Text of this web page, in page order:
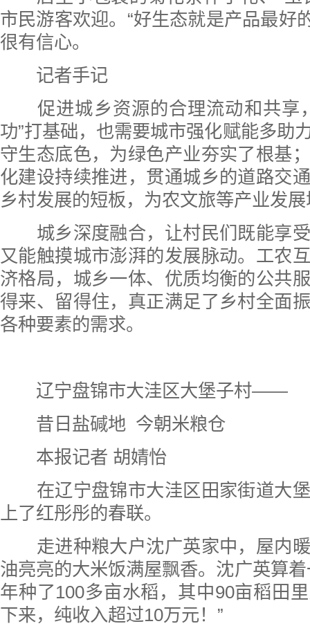
市民游客欢迎。“好生态就是产品最好
很有信心。
记者手记
促进城乡资源的合理流动和共享
功”打基础，也需要城市强化赋能多助
守生态底色，为绿色产业夯实了根基
化建设持续推进，贯通城乡的道路交
乡村发展的短板，为农文旅等产业发
城乡深度融合，让村民们既能享受
又能触摸城市澎湃的发展脉动。工农
济格局，城乡一体、优质均衡的公共
得来、留得住，真正满足了乡村全面
各种要素的需求。
辽宁盘锦市大洼区大堡子村——
昔日盐碱地 今朝米粮仓
本报记者 胡婧怡
在辽宁盘锦市大洼区田家街道大堡
上了红彤彤的春联。
走进种粮大户沈广英家中，屋内暖
油亮亮的大米饭满屋飘香。沈广英算
年种了100多亩水稻，其中90亩稻田
下来，纯收入超过10万元！”